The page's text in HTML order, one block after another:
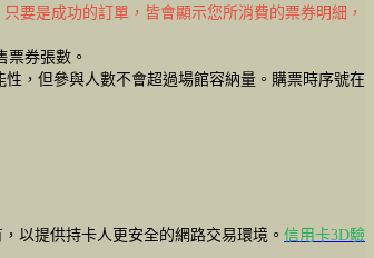
要是成功的訂單，皆會顯示您所消費的票券明細，
券張數。
，但參與人數不會超過場館容納量。購票時序號在
以提供持卡人更安全的網路交易環境。 信用卡3D驗